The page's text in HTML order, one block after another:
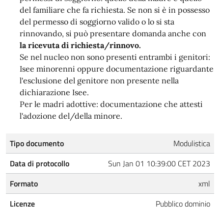
del familiare che fa richiesta. Se non si è in possesso
del permesso di soggiorno valido o lo si sta
rinnovando, si può presentare domanda anche con
la ricevuta di richiesta/rinnovo.
Se nel nucleo non sono presenti entrambi i genitori:
Isee minorenni oppure documentazione riguardante
l'esclusione del genitore non presente nella
dichiarazione Isee.
Per le madri adottive: documentazione che attesti
l'adozione del/della minore.
Tipo documento
Modulistica
Data di protocollo
Sun Jan 01 10:39:00 CET 2023
Formato
xml
Licenze
Pubblico dominio